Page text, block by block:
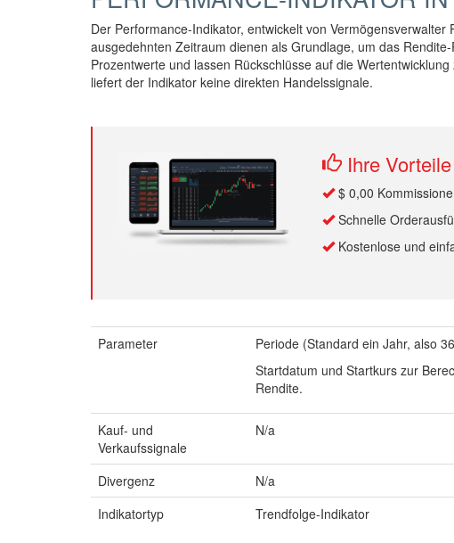
Der Performance-Indikator, entwickelt von
ausgedehnten Zeitraum dienen als Grundlage, um das
Prozentwerte und lassen Rückschlüsse auf die
liefert der Indikator keine direkten Handelssignale.
Ihre
$ 0,00
Schnelle
Kostenlose und
Parameter
Periode (Standard ein Jahr, also
Startdatum und Startkurs zur
Rendite.
Kauf- und
Verkaufssignale
N/a
Divergenz
N/a
Indikatortyp
Trendfolge-Indikator